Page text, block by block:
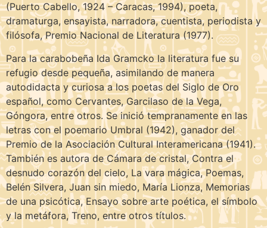
(Puerto Cabello, 1924 – Caracas, 1994), poeta,
dramaturga, ensayista, narradora, cuentista, periodista y
filósofa, Premio Nacional de Literatura (1977).
Para la carabobeña Ida Gramcko la literatura fue su
refugio desde pequeña, asimilando de manera
autodidacta y curiosa a los poetas del Siglo de Oro
español, como Cervantes, Garcilaso de la Vega,
Góngora, entre otros. Se inició tempranamente en las
letras con el poemario Umbral (1942), ganador del
Premio de la Asociación Cultural Interamericana (1941).
También es autora de Cámara de cristal, Contra el
desnudo corazón del cielo, La vara mágica, Poemas,
Belén Silvera, Juan sin miedo, María Lionza, Memorias
de una psicótica, Ensayo sobre arte poética, el símbolo
y la metáfora, Treno, entre otros títulos.